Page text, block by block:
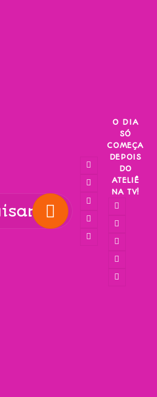
O DIA
SÓ
COMEÇA
DEPOIS
DO
ATELIÊ
NA TV!